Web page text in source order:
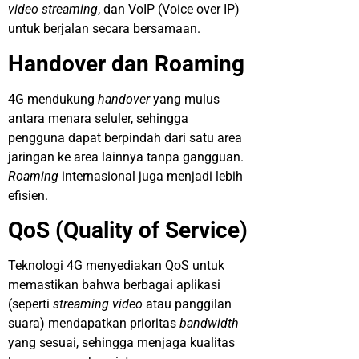
video streaming, dan VoIP (Voice over IP)
untuk berjalan secara bersamaan.
Handover dan Roaming
4G mendukung handoveryang mulus
antara menara seluler, sehingga
pengguna dapat berpindah dari satu area
jaringan ke area lainnya tanpa gangguan.
Roaming internasional juga menjadi lebih
efisien.
QoS (Quality of Service)
Teknologi 4G menyediakan QoS untuk
memastikan bahwa berbagai aplikasi
(seperti streaming video atau panggilan
suara) mendapatkan prioritas bandwidth
yang sesuai, sehingga menjaga kualitas